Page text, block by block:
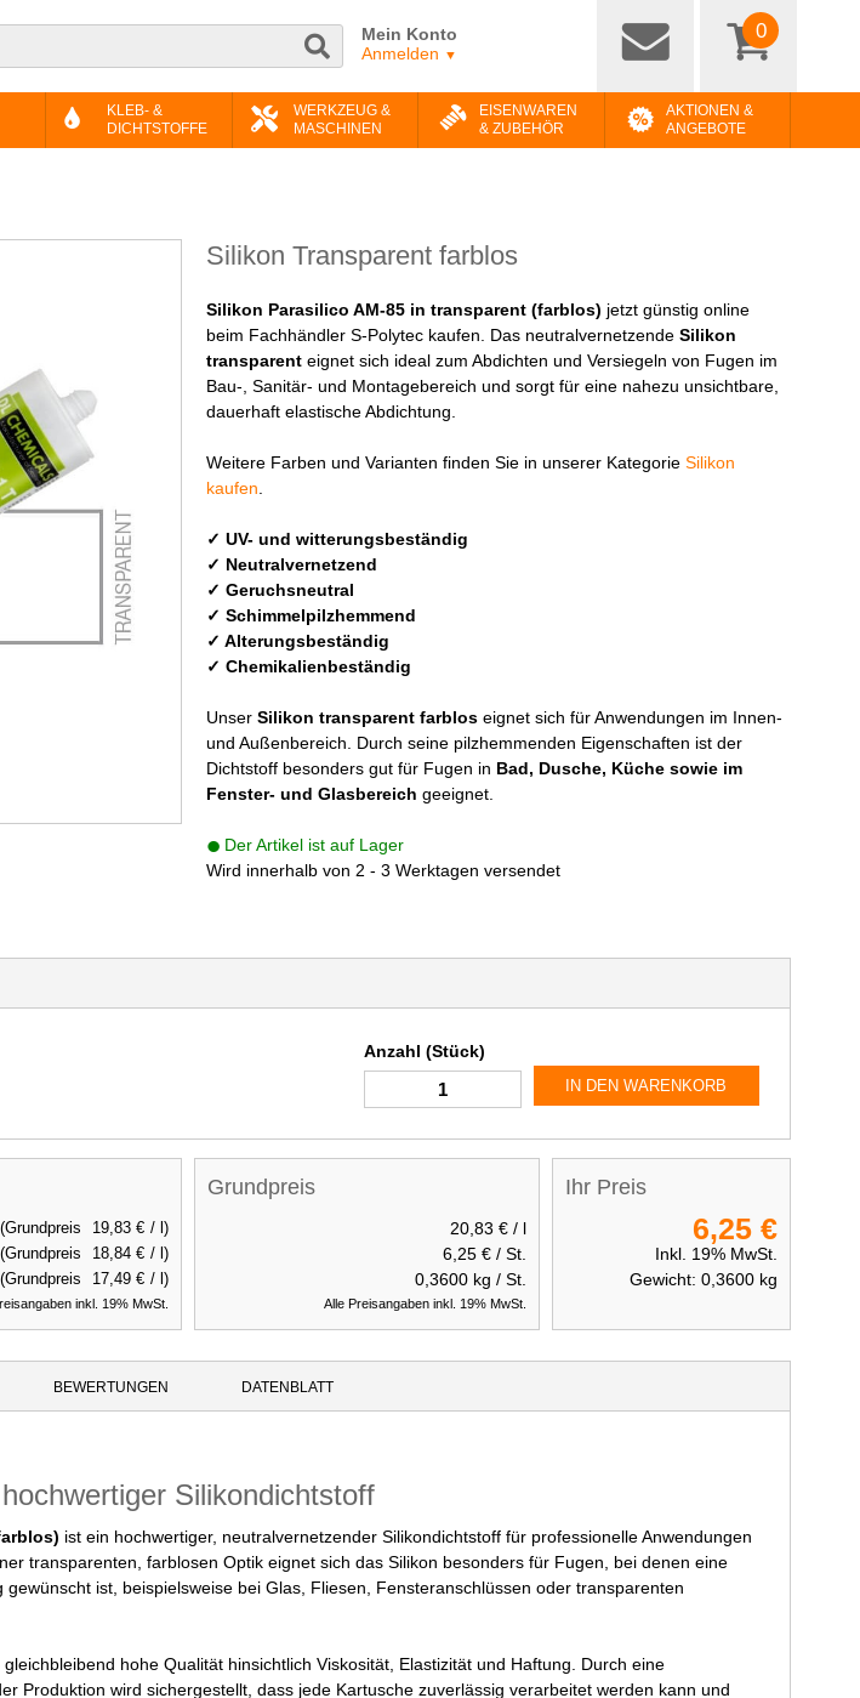
Mein Konto
Anmelden ▼
0
KLEB- &
DICHTSTOFFE
WERKZEUG &
MASCHINEN
EISENWAREN
& ZUBEHÖR
AKTIONEN &
ANGEBOTE
Silikon Transparent farblos
Silikon Parasilico AM-85 in transparent (farblos) jetzt günstig online
beim Fachhändler S-Polytec kaufen. Das neutralvernetzende Silikon
transparent eignet sich ideal zum Abdichten und Versiegeln von Fugen im
Bau-, Sanitär- und Montagebereich und sorgt für eine nahezu unsichtbare,
dauerhaft elastische Abdichtung.
Weitere Farben und Varianten finden Sie in unserer Kategorie Silikon
kaufen
✓ UV- und witterungsbeständig
✓ Neutralvernetzend
✓ Geruchsneutral
✓ Schimmelpilzhemmend
✓ Alterungsbeständig
✓ Chemikalienbeständig
Unser Silikon transparent farblos eignet sich für Anwendungen im Innen-
und Außenbereich. Durch seine pilzhemmenden Eigenschaften ist der
Dichtstoff besonders gut für Fugen in Bad, Dusche, Küche sowie im
Fenster- und Glasbereich geeignet.
Der Artikel ist auf Lager
Wird innerhalb von 2 - 3 Werktagen versendet
Anzahl (Stück)
IN DEN WARENKORB
(Grundpreis 19,83 € / l)
(Grundpreis 18,84 € / l)
(Grundpreis 17,49 € / l)
inkl. 19% MwSt.
Grundpreis
20,83 € / l
6,25 € / St.
0,3600 kg / St.
Alle Preisangaben inkl. 19% MwSt.
Ihr Preis
6,25 €
Inkl. 19% MwSt.
Gewicht: 0,3600kg
BEWERTUNGEN DATENBLATT
Silikondichtstoff
ist ein hochwertiger, neutralvernetzender Silikondichtstoff für professionelle Anwendungen
transparenten, farblosen Optik eignet sich das Silikon besonders für Fugen, bei denen eine
ist, beispielsweise bei Glas, Fliesen, Fensteranschlüssen oder transparenten
hohe Qualität hinsichtlich Viskosität, Elastizität und Haftung. Durch eine
Produktion wird sichergestellt, dass jede Kartusche zuverlässig verarbeitet werden kann und